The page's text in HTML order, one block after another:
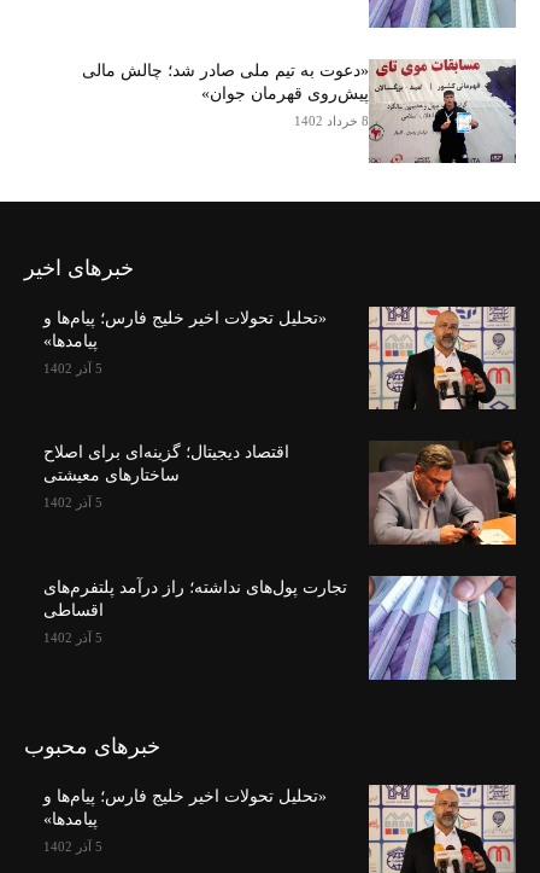
«دعوت به تیم ملی صادر شد؛ چالش مالی
پیش‌روی قهرمان جوان»
8 خرداد 1402
خبرهای اخیر
«تحلیل تحولات اخیر خلیج فارس؛ پیام‌ها و
پیامدها»
5 آذر 1402
اقتصاد دیجیتال؛ گزینه‌ای برای اصلاح
ساختارهای معیشتی
5 آذر 1402
تجارت پول‌های نداشته؛ راز درآمد پلتفرم‌های
اقساطی
5 آذر 1402
خبرهای محبوب
«تحلیل تحولات اخیر خلیج فارس؛ پیام‌ها و
پیامدها»
5 آذر 1402